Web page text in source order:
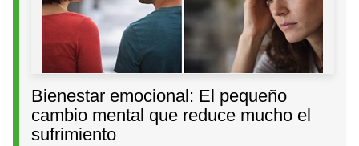
Bienestar emocional: El pequeño
cambio mental que reduce mucho el
sufrimiento